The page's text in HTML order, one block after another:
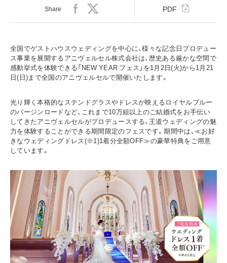
Share PDF
全国でゲストハウスウェディングを中心に、様々な記念日プロデュー
ス事業を展開するアニヴェルセル株式会社は、歴史ある厳かな空間で
感動挙式を体験できる「NEW YEAR フェス」を1月2日(火)から1月21
日(日)まで全国のアニヴェルセルで開催いたします。
光り輝く本格的なステンドグラスやドレスが映えるロイヤルブルー
のバージンロードなど、これまで10万組以上のご結婚式をお手伝い
してきたアニヴェルセルがプロデュースする、王道ウェディングの魅
力を体験することができる期間限定のフェスです。期間中は、≪お好
きなウェディングドレス(※1)1着分全額OFF≫の豪華特典をご用意
しています。